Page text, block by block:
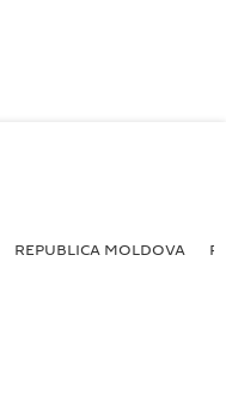
REPUBLICA MOLDOVA